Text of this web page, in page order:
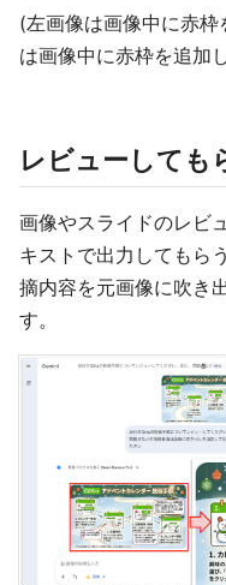
(左画像は画像中に赤
は画像中に赤枠を追加
レビューしても
画像やスライドのレビ
キストで出力してもら
摘内容を元画像に吹き
す。